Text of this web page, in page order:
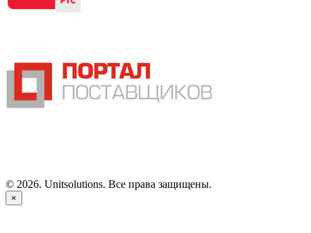
© 2026. Unitsolutions. Все права защищены.
×